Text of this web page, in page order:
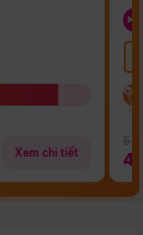
Xem chi tiết